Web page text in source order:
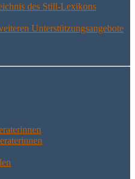
des Still-Lexikons
Unter­stüt­zungs­an­ge­bo­te